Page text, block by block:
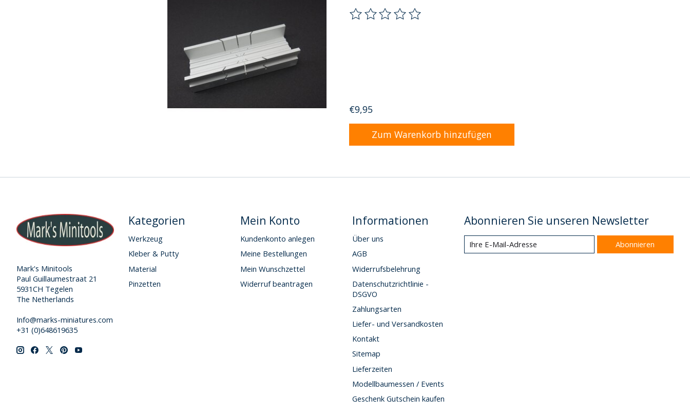
Die Bewertung dieses Produkts ist
€9,95
Zum Warenkorb hinzufügen
Mark's Minitools
Paul Guillaumestraat 21
5931CH Tegelen
The Netherlands
Info@marks-miniatures.com
+31 (0)648619635
Kategorien
Werkzeug
Kleber & Putty
Material
Pinzetten
Mein Konto
Kundenkonto anlegen
Meine Bestellungen
Mein Wunschzettel
Widerruf beantragen
Informationen
Über uns
AGB
Widerrufsbelehrung
Datenschutzrichtlinie -
DSGVO
Zahlungsarten
Liefer- und Versandkosten
Kontakt
Sitemap
Lieferzeiten
Modellbaumessen / Events
Geschenk Gutschein kaufen
Abonnieren Sie unseren Newsletter
Abonnieren